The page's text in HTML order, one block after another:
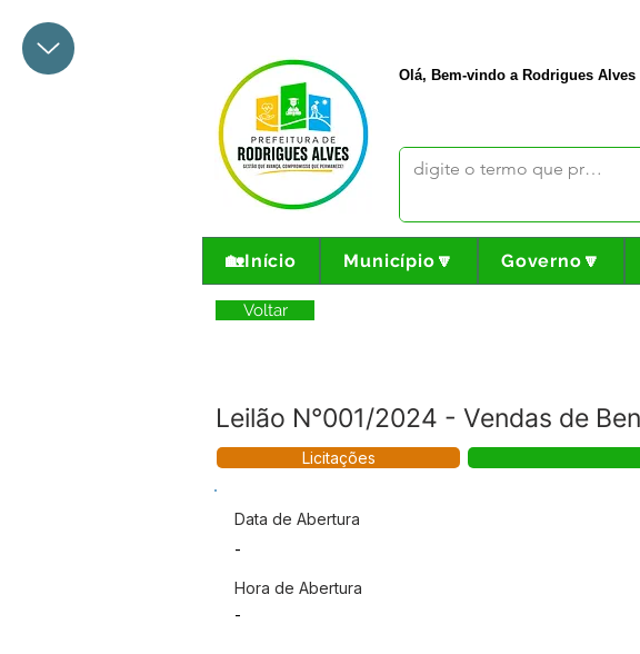
Olá, Bem-vindo a Rodrigues Alves
🏡Início Município🔽 Governo🔽
Voltar
Leilão N°001/2024 - Vendas de
Licitações
Data de Abertura
-
Hora de Abertura
-